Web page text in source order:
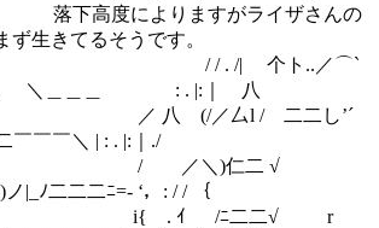
高度によりますがライザさんの
ず生きてるそうです。
/| 个ト..／⌒`
＼＿＿＿ : . |:｜ 八
(/／厶l / 二二し’´
￣＼ | : . |:｜./
＼)仁二 √
ﾉ二二二ﾆ=- ‘，: / / ｛
/ﾆ二二√ r